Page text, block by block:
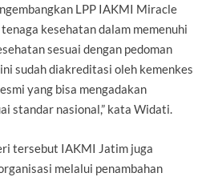
LPP IAKMI Miracle
kesehatan dalam memenuhi
sesuai dengan pedoman
sudah diakreditasi oleh kemenkes
yang bisa mengadakan
standar nasional,” kata Widati.
tersebut IAKMI Jatim juga
melalui penambahan